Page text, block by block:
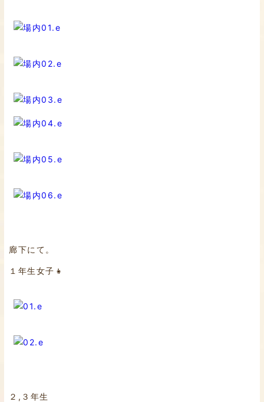
廊下にて。
１年生女子👧
２,３年生